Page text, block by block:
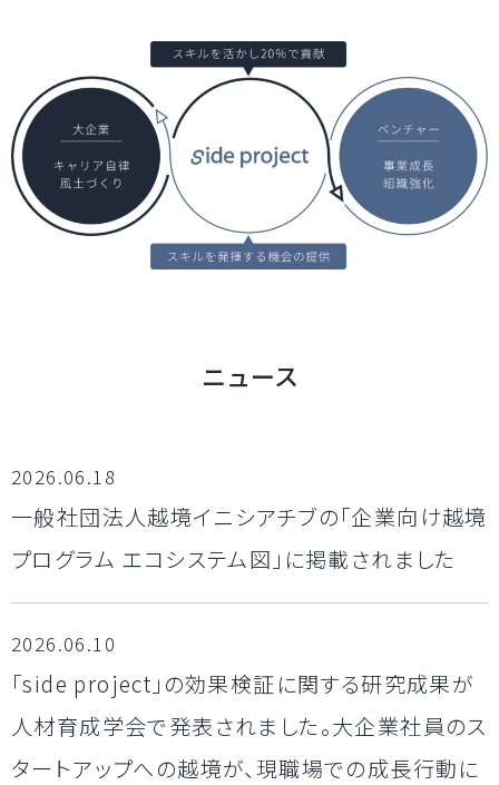
ニュース
2026.06.18
一般社団法人越境イニシアチブの「企業向け越境
プログラム エコシステム図」に掲載されました
2026.06.10
「side project」の効果検証に関する研究成果が
人材育成学会で発表されました。大企業社員のス
タートアップへの越境が、現職場での成長行動に